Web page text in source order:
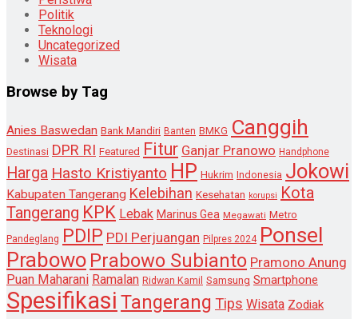
Politik
Teknologi
Uncategorized
Wisata
Browse by Tag
Anies Baswedan Bank Mandiri Banten BMKG Canggih
Destinasi DPR RI Featured Fitur Ganjar Pranowo Handphone
Harga Hasto Kristiyanto HP Hukrim Indonesia Jokowi
Kabupaten Tangerang Kelebihan Kesehatan korupsi Kota
Tangerang KPK Lebak Marinus Gea Megawati Metro
Pandeglang PDIP PDI Perjuangan Pilpres 2024 Ponsel
Prabowo Prabowo Subianto Pramono Anung
Puan Maharani Ramalan Ridwan Kamil Samsung Smartphone
Spesifikasi Tangerang Tips Wisata Zodiak